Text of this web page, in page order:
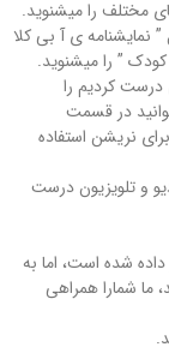
نمایشنامه ی آ بی کلا
” را میشنوید.
کردیم را
در قسمت
نریشن استفاده
و تلویزیون درست
شده است، اما به
ما شمارا همراهی